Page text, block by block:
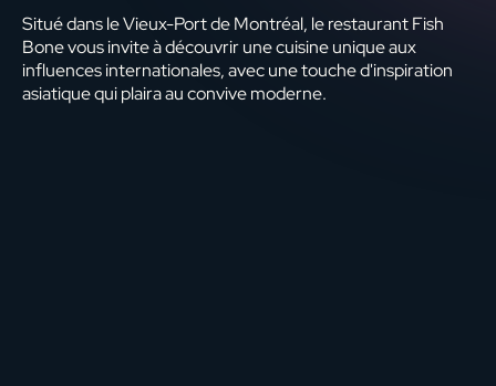
Situé dans le Vieux-Port de Montréal, le restaurant Fish
Bone vous invite à découvrir une cuisine unique aux
influences internationales, avec une touche d'inspiration
asiatique qui plaira au convive moderne.